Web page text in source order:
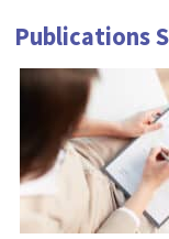
Publications